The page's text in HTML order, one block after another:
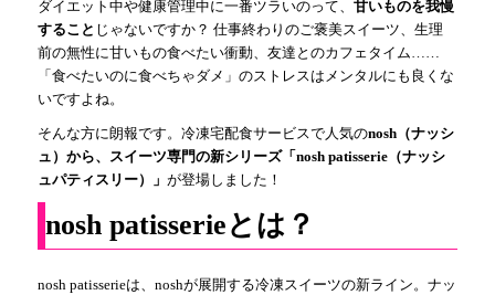
ダイエット中や健康管理中に一番ツラいのって、甘いものを我慢
すること じゃないですか？ 仕事終わりのご褒美スイーツ、生理
前の無性に甘いもの食べたい衝動、友達とのカフェタイム……
「食べたいのに食べちゃダメ」のストレスはメンタルにも良くな
いですよね。
そんな方に朗報です。冷凍宅配食サービスで人気のnosh（ナッシ
ュ）から、スイーツ専門の新シリーズ「nosh patisserie（ナッシ
ュパティスリー）」が登場しました！
nosh patisserieとは？
nosh patisserieは、noshが展開する冷凍スイーツの新ライン。ナッ